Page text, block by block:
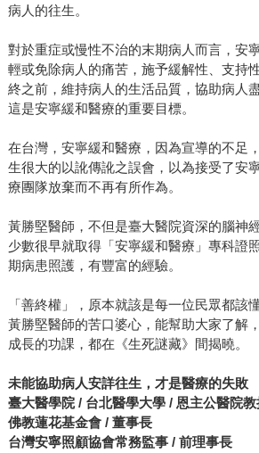
病人的往生。
對於重症或慢性不治的末期病人而言，安
輕或免除病人的痛苦，施予緩解性、支持
終之前，維持病人的生活品質，協助病人
這是安寧緩和醫療的重要目標。
在台灣，安寧緩和醫療，因為宣導的不足
生很大的以訛傳訛之誤會，以為接受了安
療團隊放棄而不再有所作為。
黃勝堅醫師，不但是臺大醫院資深的腦神
少數很早就取得「安寧緩和醫療」專科證
期病患照護，有豐富的經驗。
「善終權」，原本就該是每一位民眾都該
黃勝堅醫師的苦口婆心，能幫助大家了解
成長的功課，都在《生死謎藏》間揭曉。
未能協助病人安詳往生，才是醫療的失敗
臺大醫學院 / 台北醫學大學 / 恩主公醫院教
佛教蓮花基金會 / 董事長
台灣安寧照顧協會常務監事 / 前理事長